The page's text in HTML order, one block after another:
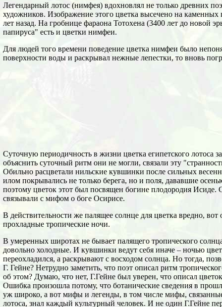
Легендарный лотос (нимфея) вдохновлял не только древних
художников. Изображение этого цветка высечено на
лет назад. На гробнице фараона Тотохена (3400 лет до новой
папируса" есть и цветки нимфеи.
Для людей того времени поведение цветка нимфеи было
поверхности воды и раскрывал нежные лепестки, то вновь
Суточную периодичность в жизни цветка египетского лотоса
объяснить суточный ритм они не могли, связали эту
Обильно расцветали нильские кувшинки после сильных
илом покрывались не только берега, но и поля, дававшие
поэтому цветок этот был посвящен богине плодородия Исиде.
связывали с мифом о боге Осирисе.
В действительности же палящее солнце для цветка вредно, вот
прохладные тропические ночи.
В умеренных широтах не бывает палящего тропического
довольно холодные. И кувшинки ведут себя иначе – ночью
переохладился, а раскрывают с восходом солнца. Но тогда,
Г. Гейне? Нетрудно заметить, что поэт описал ритм
об этом? Думаю, что нет, Г.Гейне был уверен, что описал
Ошибка произошла потому, что ботанические сведения в
уж широко, а вот мифы и легенды, в том числе мифы,
лотоса, знал каждый культурный человек. И не один Г.Гейне